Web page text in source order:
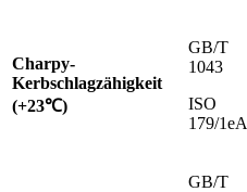
Charpy-
Kerbschlagzähigkeit
(+23℃)
GB/T
1043
ISO
179/1eA
GB/T